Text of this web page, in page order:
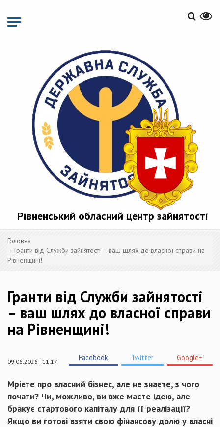
основного
матеріалу
Рівненський обласний центр зайнятості
Головна
Гранти від Служби зайнятості – ваш шлях до власної справи на
Рівненщині!
Гранти від Служби зайнятості
– ваш шлях до власної справи
на Рівненщині!
09.06.2026 | 11:17 Facebook Twitter Google+
Мрієте про власний бізнес, але не знаєте, з чого
почати? Чи, можливо, ви вже маєте ідею, але
бракує стартового капіталу для її реалізації?
Якщо ви готові взяти свою фінансову долю у власні